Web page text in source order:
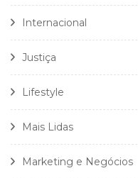
Internacional
Justiça
Lifestyle
Mais Lidas
Marketing e Negócios